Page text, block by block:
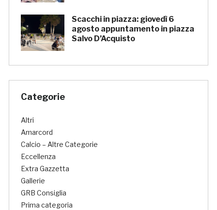
Scacchi in piazza: giovedì 6
agosto appuntamento in piazza
Salvo D’Acquisto
Categorie
Altri
Amarcord
Calcio – Altre Categorie
Eccellenza
Extra Gazzetta
Gallerie
GRB Consiglia
Prima categoria